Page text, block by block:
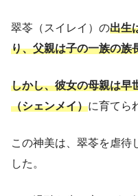
翠苓（スイレイ）の出生
り、父親は子の一族の族
しかし、彼女の母親は早
（シェンメイ）に育てら
この神美は、翠苓を虐待
した。